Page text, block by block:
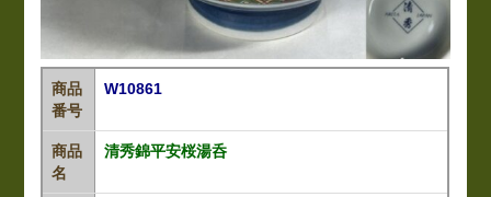
商品
番号
W10861
商品
名
清秀錦平安桜湯呑